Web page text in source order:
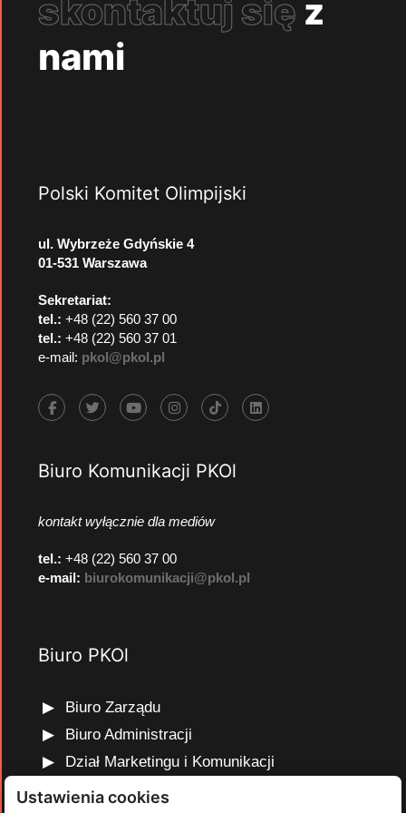
skontaktuj się z
nami
Polski Komitet Olimpijski
ul. Wybrzeże Gdyńskie 4
01-531 Warszawa
Sekretariat:
tel.: +48 (22) 560 37 00
tel.: +48 (22) 560 37 01
e-mail: pkol@pkol.pl
Biuro Komunikacji PKOl
kontakt wyłącznie dla mediów
tel.: +48 (22) 560 37 00
e-mail: biurokomunikacji@pkol.pl
Biuro PKOl
Biuro Zarządu
Biuro Administracji
Dział Marketingu i Komunikacji
Dział Edukacji Olimpijskiej
Ustawienia cookies